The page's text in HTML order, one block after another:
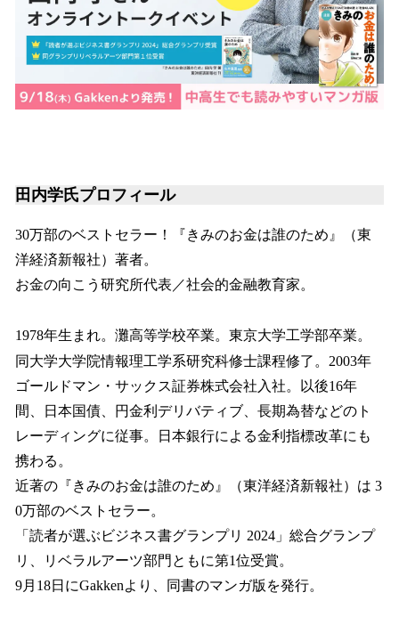
田内学氏プロフィール
30万部のベストセラー！『きみのお金は誰のため』（東
洋経済新報社）著者。
お金の向こう研究所代表／社会的金融教育家。
1978年生まれ。灘高等学校卒業。東京大学工学部卒業。
同大学大学院情報理工学系研究科修士課程修了。2003年
ゴールドマン・サックス証券株式会社入社。以後16年
間、日本国債、円金利デリバティブ、長期為替などのト
レーディングに従事。日本銀行による金利指標改革にも
携わる。
近著の『きみのお金は誰のため』（東洋経済新報社）は 3
0万部のベストセラー。
「読者が選ぶビジネス書グランプリ 2024」総合グランプ
リ、リベラルアーツ部門ともに第1位受賞。
9月18日にGakkenより、同書のマンガ版を発行。